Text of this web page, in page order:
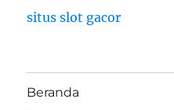
situs slot gacor
Beranda